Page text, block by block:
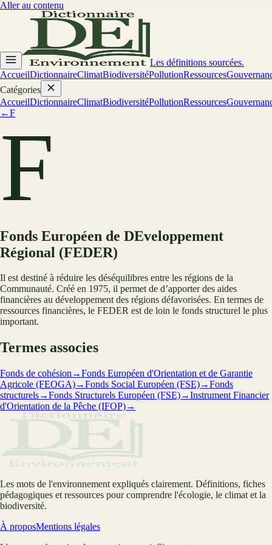
Aller au contenu
Les définitions sourcées.
AccueilDictionnaireClimatBiodiversitéPollutionRessources
Catégories
AccueilDictionnaireClimatBiodiversitéPollutionRessources
←F
F
Fonds Européen de DEveloppement
Régional (FEDER)
Il est destiné à réduire les déséquilibres entre les régions de la
Communauté. Créé en 1975, il permet de d’apporter des aides
financières au développement des régions défavorisées. En termes de
ressources financières, le FEDER est de loin le fonds structurel le plus
important.
Termes associes
Fonds de cohésion →Fonds Européen d'Orientation et de Garantie
Agricole (FEOGA)→Fonds Social Européen (FSE)→Fonds
structurels→Fonds Structurels Européen (FSE)→Instrument Financier
d'Orientation de la Pêche (IFOP)→
Les mots de l'environnement expliqués clairement. Définitions, fiches
pédagogiques et ressources pour comprendre l'écologie, le climat et la
biodiversité.
À proposMentions légales